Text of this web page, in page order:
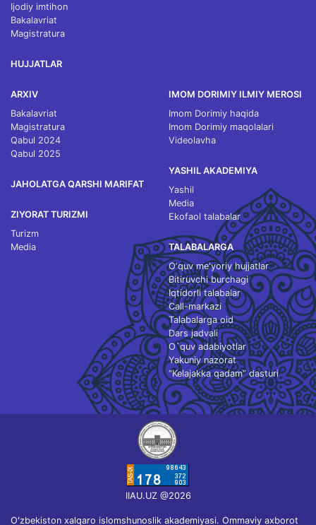
Ijodiy imtihon
Bakalavriat
Magistratura
HUJJATLAR
ARXIV
Bakalavriat
Magistratura
Qabul 2024
Qabul 2025
JAHOLATGA QARSHI MARIFAT
ZIYORAT TURIZMI
Turizm
Media
IMOM DORIMIY ILMIY MEROSI
Imom Dorimiy haqida
Imom Dorimiy maqolalari
Videolavha
YASHIL AKADEMIYA
Yashil
Media
Ekofaol talabalar
TALABALARGA
O‘quv me'yoriy hujjatlar
Bitiruvchi burchagi
Iqtidorli talabalar
Call-markazi
Talabalarga oid
Dars jadvali
O`quv adabiyotlar
Yakuniy nazorat
“Kelajakka qadam” dasturi
IIAU.UZ @2026
Oʻzbekiston xalqaro islomshunoslik akademiyasi. Ommaviy axborot